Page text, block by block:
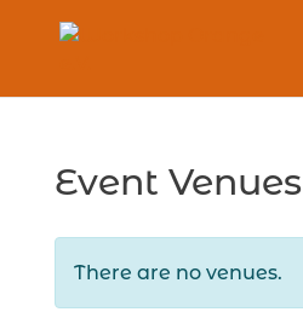
Event Venues
There are no venues.